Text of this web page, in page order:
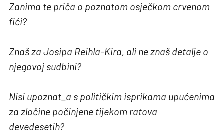
Zanima te priča o poznatom osječkom crvenom
fići?
Znaš za Josipa Reihla-Kira, ali ne znaš detalje o
njegovoj sudbini?
Nisi upoznat_a s političkim isprikama upućenima
za zločine počinjene tijekom ratova
devedesetih?